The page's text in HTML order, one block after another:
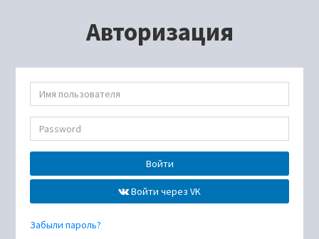
Авторизация
Войти
Войти через VK
Забыли пароль?